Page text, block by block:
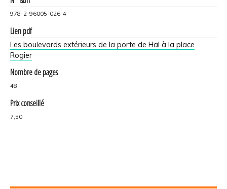
978-2-96005-026-4
Lien pdf
Les boulevards extérieurs de la porte de Hal à la place
Rogier
Nombre de pages
48
Prix conseillé
7,50